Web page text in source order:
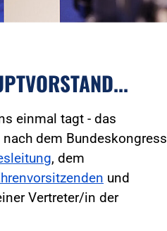
einmal tagt - das
dem Bundeskongress
, dem
und
Vertreter/in der